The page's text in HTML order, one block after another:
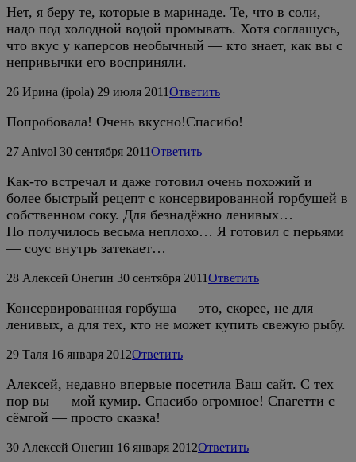
Нет, я беру те, которые в маринаде. Те, что в соли,
надо под холодной водой промывать. Хотя соглашусь,
что вкус у каперсов необычный — кто знает, как вы с
непривычки его восприняли.
26 Ирина (ipola) 29 июля 2011Ответить
Попробовала! Очень вкусно!Спасибо!
27 Anivol 30 сентября 2011Ответить
Как-то встречал и даже готовил очень похожий и
более быстрый рецепт с консервированной горбушей в
собственном соку. Для безнадёжно ленивых…
Но получилось весьма неплохо… Я готовил с перьями
— соус внутрь затекает…
28 Алексей Онегин 30 сентября 2011Ответить
Консервированная горбуша — это, скорее, не для
ленивых, а для тех, кто не может купить свежую рыбу.
29 Таля 16 января 2012Ответить
Алексей, недавно впервые посетила Ваш сайт. С тех
пор вы — мой кумир. Спасибо огромное! Спагетти с
сёмгой — просто сказка!
30 Алексей Онегин 16 января 2012Ответить